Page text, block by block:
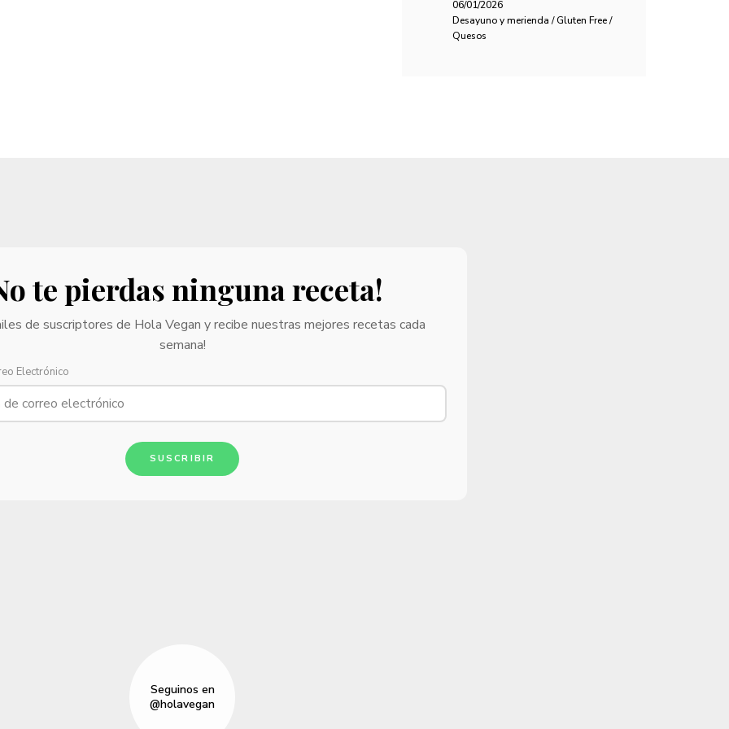
06/01/2026
Desayuno y merienda / Gluten Free /
Quesos
te pierdas ninguna receta!
de suscriptores de Hola Vegan y recibe nuestras mejores recetas cada
semana!
Electrónico
SUSCRIBIR
Seguinos en
@holavegan